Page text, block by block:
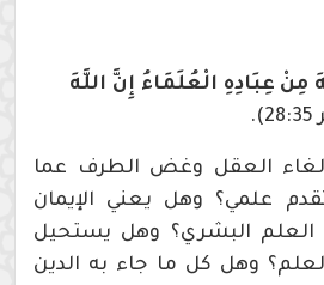
مِنْ عِبَادِهِ الْعُلَمَاءُ إِنَّ اللَّهَ
العقل وغض الطرف عما
علمي؟ وهل يعني الإيمان
العلم البشري؟ وهل يستحيل
وهل كل ما جاء به الدين